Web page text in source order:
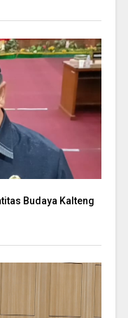
Budaya Kalteng